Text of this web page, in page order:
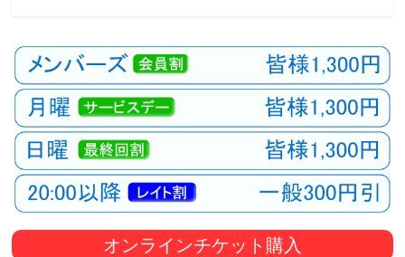
映
画
は
こ
の
街
で
オンラインチケット購入